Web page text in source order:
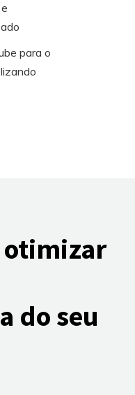
para o
otimizar
do seu